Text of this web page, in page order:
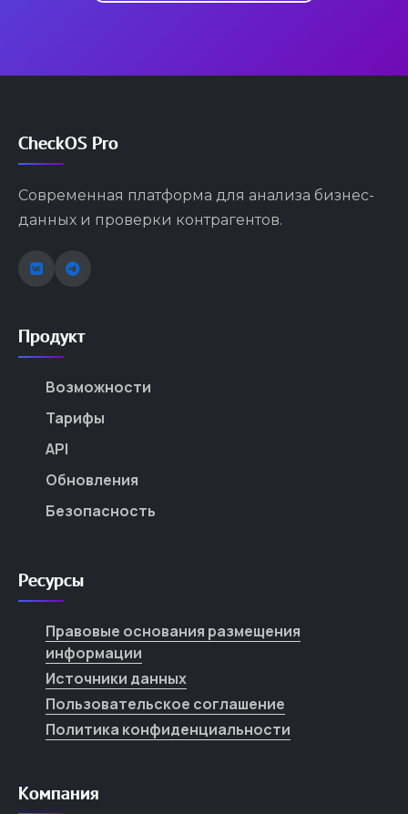
CheckOS Pro
Современная платформа для анализа бизнес-
данных и проверки контрагентов.
Продукт
Возможности
Тарифы
API
Обновления
Безопасность
Ресурсы
Правовые основания размещения
информации
Источники данных
Пользовательское соглашение
Политика конфиденциальности
Компания